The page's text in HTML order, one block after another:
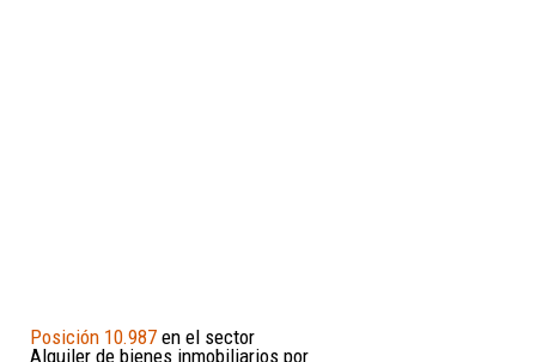
Posición 10.987 en el sector
Alquiler de bienes inmobiliarios por